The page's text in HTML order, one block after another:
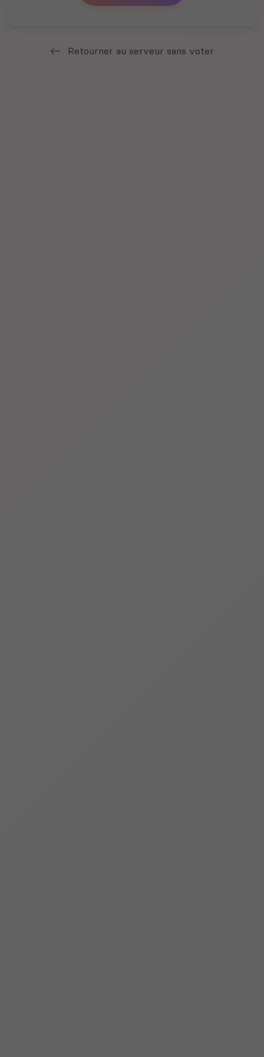
Retourner au serveur sans voter